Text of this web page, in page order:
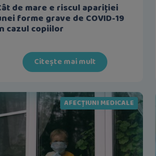
de mare e riscul apariției
forme grave de COVID-19
cazul copiilor
Citește mai mult
AFECȚIUNI MEDICALE